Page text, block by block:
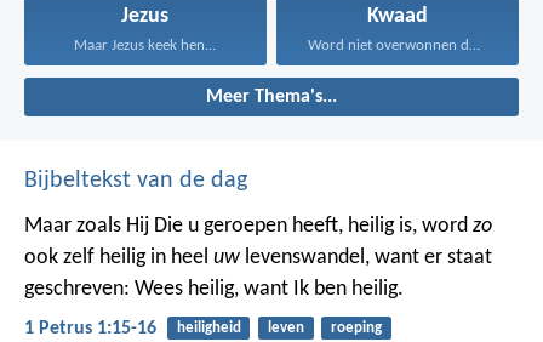
Jezus
Maar Jezus keek hen...
Kwaad
Word niet overwonnen door...
Meer Thema's...
Bijbeltekst van de dag
Maar zoals Hij Die u geroepen heeft, heilig is, word zo
ook zelf heilig in heel uw levenswandel, want er staat
geschreven: Wees heilig, want Ik ben heilig.
1 Petrus 1:15-16 heiligheid leven roeping